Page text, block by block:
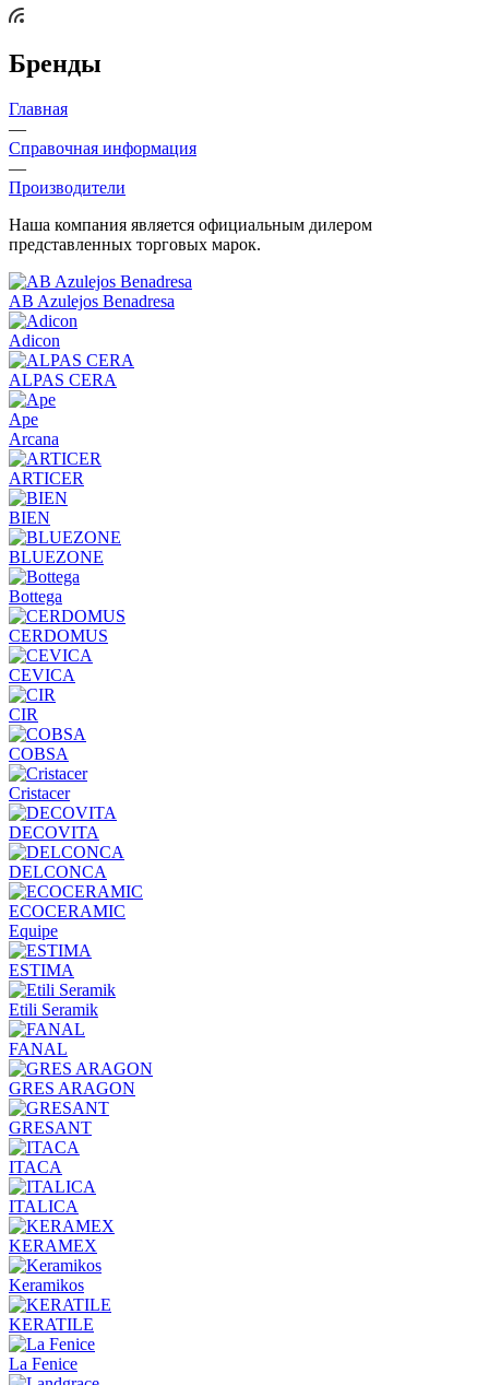
Бренды
Главная
—
Справочная информация
—
Производители
Наша компания является официальным дилером
представленных торговых марок.
AB Azulejos Benadresa
Adicon
ALPAS CERA
Ape
Arcana
ARTICER
BIEN
BLUEZONE
Bottega
CERDOMUS
CEVICA
CIR
COBSA
Cristacer
DECOVITA
DELCONCA
ECOCERAMIC
Equipe
ESTIMA
Etili Seramik
FANAL
GRES ARAGON
GRESANT
ITACA
ITALICA
KERAMEX
Keramikos
KERATILE
La Fenice